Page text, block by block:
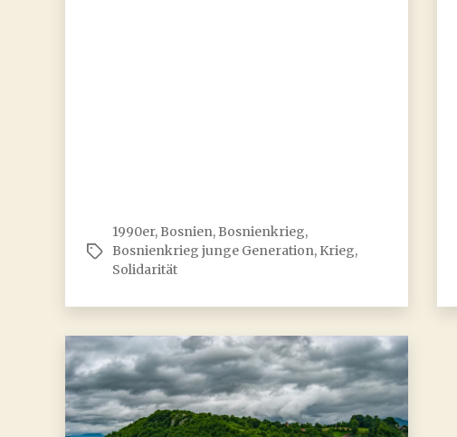
Schlagwörter
1990er, Bosnien, Bosnienkrieg,
Bosnienkrieg junge Generation, Krieg,
Solidarität